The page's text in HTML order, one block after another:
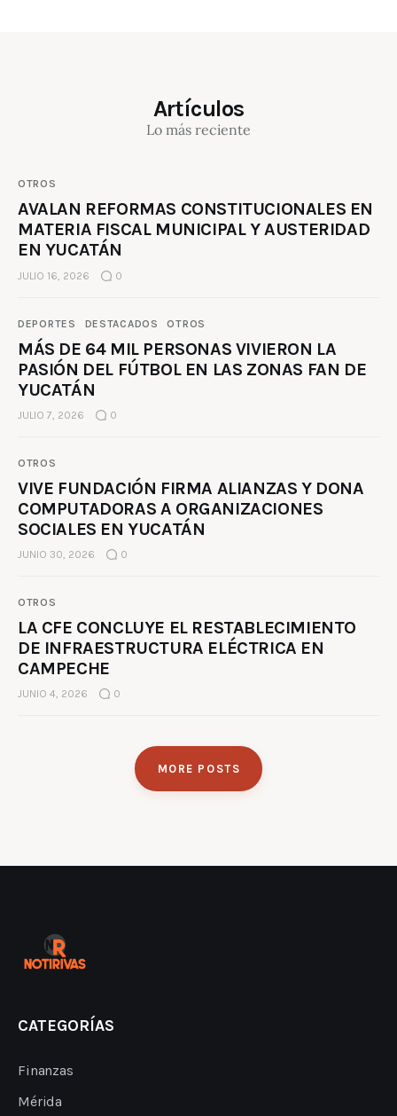
Artículos
Lo más reciente
OTROS
AVALAN REFORMAS CONSTITUCIONALES EN
MATERIA FISCAL MUNICIPAL Y AUSTERIDAD
EN YUCATÁN
JULIO 16, 2026 0
DEPORTES DESTACADOS OTROS
MÁS DE 64 MIL PERSONAS VIVIERON LA
PASIÓN DEL FÚTBOL EN LAS ZONAS FAN DE
YUCATÁN
JULIO 7, 2026 0
OTROS
VIVE FUNDACIÓN FIRMA ALIANZAS Y DONA
COMPUTADORAS A ORGANIZACIONES
SOCIALES EN YUCATÁN
JUNIO 30, 2026 0
OTROS
LA CFE CONCLUYE EL RESTABLECIMIENTO
DE INFRAESTRUCTURA ELÉCTRICA EN
CAMPECHE
JUNIO 4, 2026 0
MORE POSTS
CATEGORÍAS
Finanzas
Mérida